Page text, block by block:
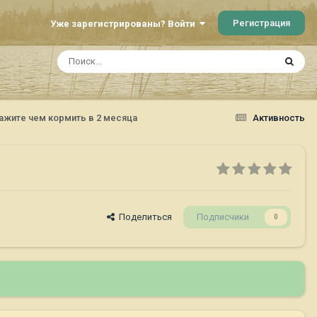
Уже зарегистрированы? Войти Регистрация
Активность
чем кормить в 2 месяца
Поделиться Подписчики 0